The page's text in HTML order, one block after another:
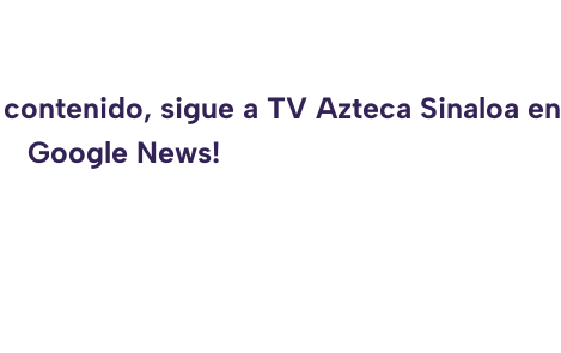
sigue a TV Azteca Sinaloa en
Google News!